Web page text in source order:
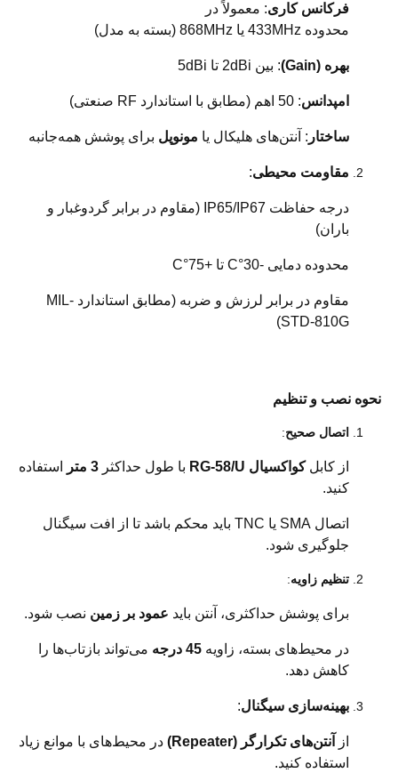
فرکانس کاری: معمولاً در
محدوده 433MHz یا 868MHz (بسته به مدل)
بهره (Gain) : بین 2dBi تا 5dBi
امپدانس: 50 اهم (مطابق با استاندارد RF صنعتی)
ساختار : آنتن‌های هلیکال یا مونوپل برای پوشش همه‌جانبه
مقاومت محیطی:
درجه حفاظت IP65/IP67 (مقاوم در برابر گردوغبار و
باران)
محدوده دمایی -30°C تا +75°C
مقاوم در برابر لرزش و ضربه (مطابق استاندارد MIL-
STD-810G)
نحوه نصب و تنظیم
اتصال صحیح:
از کابلکواکسیال RG-58/U با طول حداکثر 3 متر
استفاده
کنید.
اتصال SMA یا TNC باید محکم باشد تا از افت سیگنال
جلوگیری شود.
تنظیم زاویه:
برای پوشش حداکثری، آنتن باید عمود بر زمین نصب شود.
در محیط‌های بسته، زاویه 45 درجه
می‌تواند بازتاب‌ها را
کاهش دهد.
بهینه‌سازی سیگنال:
از آنتن‌های تکرارگر (Repeater)
در محیط‌های با موانع زیاد
استفاده کنید.